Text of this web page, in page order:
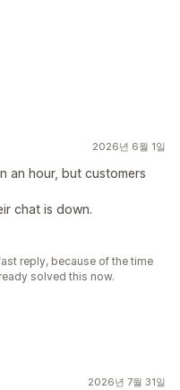
2026년 6월 1일
an hour, but customers
chat is down.
reply, because of the time
solved this now.
2026년 7월 31일